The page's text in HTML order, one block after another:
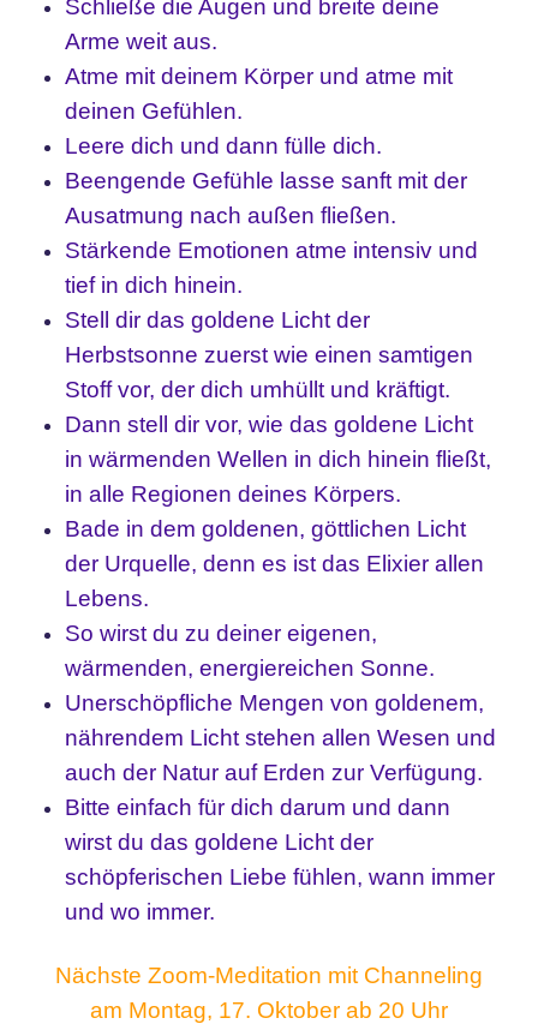
Schließe die Augen und breite deine
Arme weit aus.
Atme mit deinem Körper und atme mit
deinen Gefühlen.
Leere dich und dann fülle dich.
Beengende Gefühle lasse sanft mit der
Ausatmung nach außen fließen.
Stärkende Emotionen atme intensiv und
tief in dich hinein.
Stell dir das goldene Licht der
Herbstsonne zuerst wie einen samtigen
Stoff vor, der dich umhüllt und kräftigt.
Dann stell dir vor, wie das goldene Licht
in wärmenden Wellen in dich hinein fließt,
in alle Regionen deines Körpers.
Bade in dem goldenen, göttlichen Licht
der Urquelle, denn es ist das Elixier allen
Lebens.
So wirst du zu deiner eigenen,
wärmenden, energiereichen Sonne.
Unerschöpfliche Mengen von goldenem,
nährendem Licht stehen allen Wesen und
auch der Natur auf Erden zur Verfügung.
Bitte einfach für dich darum und dann
wirst du das goldene Licht der
schöpferischen Liebe fühlen, wann immer
und wo immer.
Nächste Zoom-Meditation mit Channeling
am Montag, 17. Oktober ab 20 Uhr